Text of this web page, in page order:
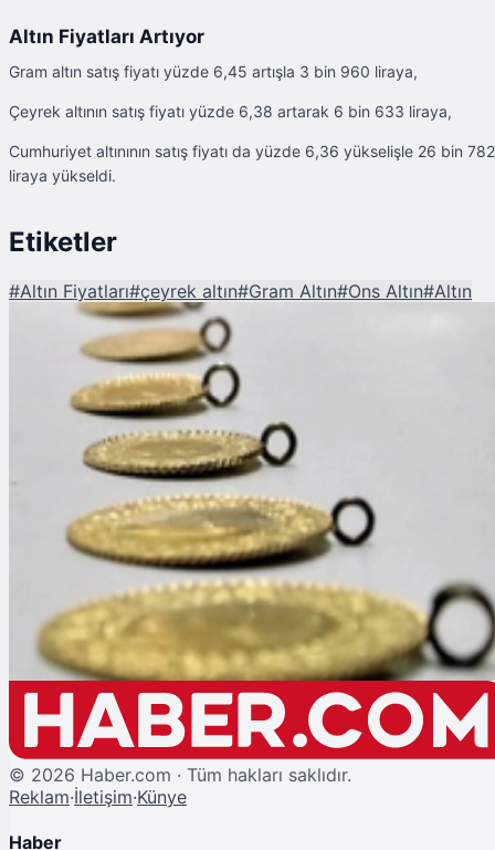
Altın Fiyatları Artıyor
Gram altın satış fiyatı yüzde 6,45 artışla 3 bin 960 liraya,
Çeyrek altının satış fiyatı yüzde 6,38 artarak 6 bin 633 liraya,
Cumhuriyet altınının satış fiyatı da yüzde 6,36 yükselişle 26 bin 782
liraya yükseldi.
Etiketler
#Altın Fiyatları#çeyrek altın#Gram Altın#Ons Altın#Altın
Altın Fiyatlarında 'Tarife' Rekoru
Piyasalar
ÇEYREK
----—%
ALTIN
----—%
© 2026 Haber.com · Tüm hakları saklıdır.
Reklam·İletişim·Künye
Haber